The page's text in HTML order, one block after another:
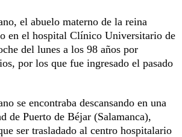
el abuelo materno de la reina
en el hospital Clínico Universitario de
del lunes a los 98 años por
por los que fue ingresado el pasado
se encontraba descansando en una
de Puerto de Béjar (Salamanca),
ser trasladado al centro hospitalario